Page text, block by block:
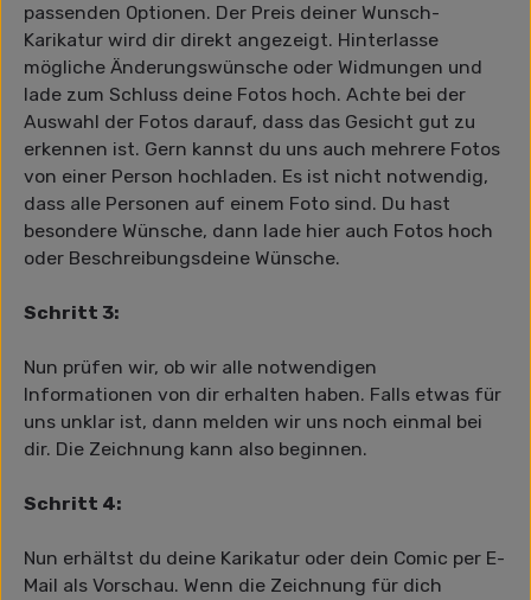
passenden Optionen. Der Preis deiner Wunsch-
Karikatur wird dir direkt angezeigt. Hinterlasse
mögliche Änderungswünsche oder Widmungen und
lade zum Schluss deine Fotos hoch. Achte bei der
Auswahl der Fotos darauf, dass das Gesicht gut zu
erkennen ist. Gern kannst du uns auch mehrere Fotos
von einer Person hochladen. Es ist nicht notwendig,
dass alle Personen auf einem Foto sind. Du hast
besondere Wünsche, dann lade hier auch Fotos hoch
oder Beschreibungsdeine Wünsche.
Schritt 3:
Nun prüfen wir, ob wir alle notwendigen
Informationen von dir erhalten haben. Falls etwas für
uns unklar ist, dann melden wir uns noch einmal bei
dir. Die Zeichnung kann also beginnen.
Schritt 4:
Nun erhältst du deine Karikatur oder dein Comic per E-
Mail als Vorschau. Wenn die Zeichnung für dich